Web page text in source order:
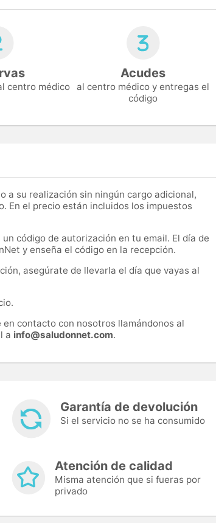
centro médico
Acudes
al centro médico y entregas el
código
a su realización sin ningún cargo adicional,
En el precio están incluidos los impuestos
código de autorización en tu email. El día de
y enseña el código en la recepción.
asegúrate de llevarla el día que vayas al
contacto con nosotros llamándonos al
a info@saludonnet.com.
Garantía de devolución
Si el servicio no se ha consumido
Atención de calidad
Misma atención que si fueras por
privado